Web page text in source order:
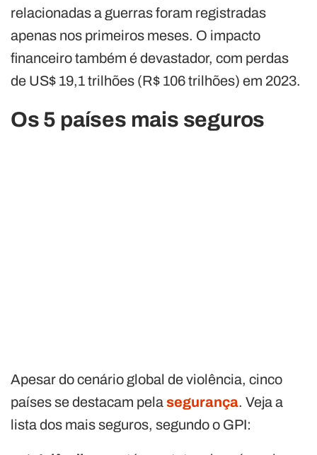
relacionadas a guerras foram registradas
apenas nos primeiros meses. O impacto
financeiro também é devastador, com perdas
de US$ 19,1 trilhões (R$ 106 trilhões) em 2023.
Os 5 países mais seguros
Apesar do cenário global de violência, cinco
países se destacam pelasegurança. Veja a
lista dos mais seguros, segundo o GPI: